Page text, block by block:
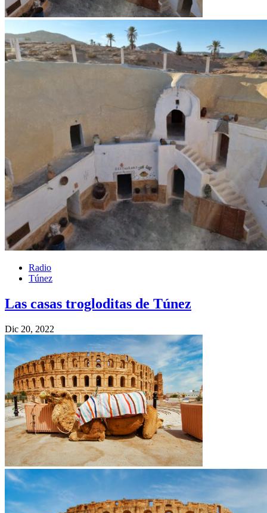
Radio
Túnez
Las casas trogloditas de Túnez
Dic 20, 2022